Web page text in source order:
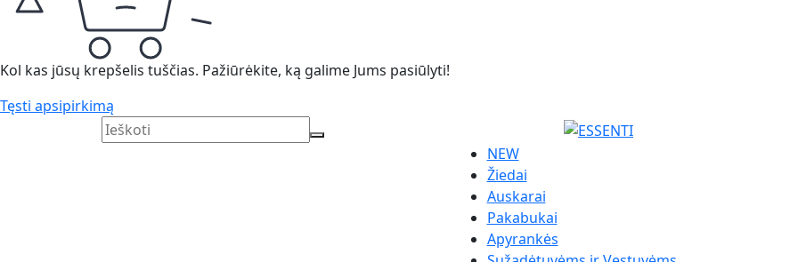
Kol kas jūsų krepšelis tuščias. Pažiūrėkite, ką galime Jums pasiūlyti!
Tęsti apsipirkimą
NEW
Žiedai
Auskarai
Pakabukai
Apyrankės